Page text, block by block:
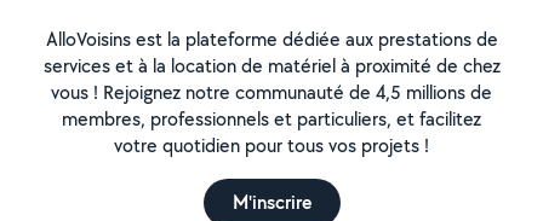
AlloVoisins est la plateforme dédiée aux prestations de
services et à la location de matériel à proximité de chez
vous ! Rejoignez notre communauté de 4,5 millions de
membres, professionnels et particuliers, et facilitez
votre quotidien pour tous vos projets !
M'inscrire